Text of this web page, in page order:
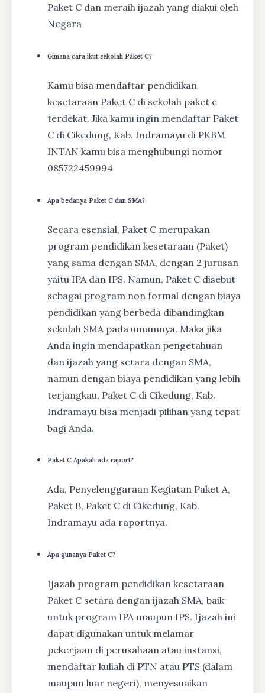
Paket C dan meraih ijazah yang diakui oleh
Negara
Gimana cara ikut sekolah Paket C?
Kamu bisa mendaftar pendidikan
kesetaraan Paket C di sekolah paket c
terdekat. Jika kamu ingin mendaftar Paket
C di Cikedung, Kab. Indramayu di PKBM
INTAN kamu bisa menghubungi nomor
085722459994
Apa bedanya Paket C dan SMA?
Secara esensial, Paket C merupakan
program pendidikan kesetaraan (Paket)
yang sama dengan SMA, dengan 2 jurusan
yaitu IPA dan IPS. Namun, Paket C disebut
sebagai program non formal dengan biaya
pendidikan yang berbeda dibandingkan
sekolah SMA pada umumnya. Maka jika
Anda ingin mendapatkan pengetahuan
dan ijazah yang setara dengan SMA,
namun dengan biaya pendidikan yang lebih
terjangkau, Paket C di Cikedung, Kab.
Indramayu bisa menjadi pilihan yang tepat
bagi Anda.
Paket C Apakah ada raport?
Ada, Penyelenggaraan Kegiatan Paket A,
Paket B, Paket C di Cikedung, Kab.
Indramayu ada raportnya.
Apa gunanya Paket C?
Ijazah program pendidikan kesetaraan
Paket C setara dengan ijazah SMA, baik
untuk program IPA maupun IPS. Ijazah ini
dapat digunakan untuk melamar
pekerjaan di perusahaan atau instansi,
mendaftar kuliah di PTN atau PTS (dalam
maupun luar negeri), menyesuaikan